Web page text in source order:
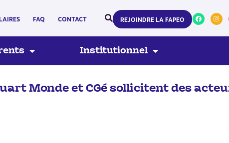
FAQ CONTACT REJOINDRE LA FAPEO
Institutionnel
Monde et CGé sollicitent des